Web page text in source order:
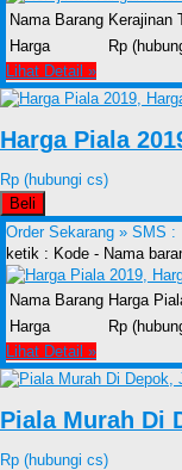
Nama Barang Kerajinan
Harga
Rp
Lihat Detail »
Harga Piala
Rp (hubungi cs)
Beli
Order Sekarang » SMS :
ketik : Kode - Nama
Nama Barang Harga
Harga
Rp
Lihat Detail »
Piala Murah Di
Rp (hubungi cs)